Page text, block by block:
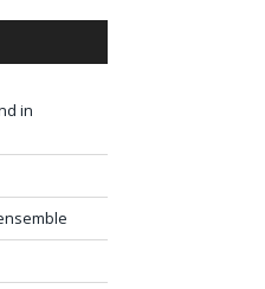
in